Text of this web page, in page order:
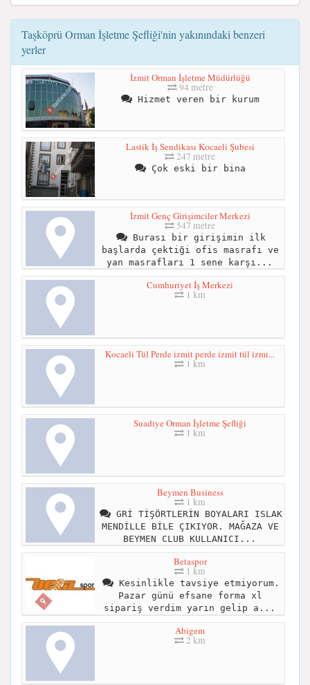
Taşköprü Orman İşletme Şefliği'nin yakınındaki benzeri
yerler
İzmit Orman İşletme Müdürlüğü
94 metre
Hizmet veren bir kurum
Lastik İş Sendikası Kocaeli Şubesi
247 metre
Çok eski bir bina
İzmit Genç Girişimciler Merkezi
547 metre
Burası bir girişimin ilk
başlarda çektiği ofis masrafı ve
yan masrafları 1 sene karşı...
Cumhuriyet İş Merkezi
1 km
Kocaeli Tül Perde izmit perde izmit tül izmi...
1 km
Suadiye Orman İşletme Şefliği
1 km
Beymen Business
1 km
GRİ TİŞÖRTLERİN BOYALARI ISLAK
MENDİLLE BİLE ÇIKIYOR. MAĞAZA VE
BEYMEN CLUB KULLANICI...
Betaspor
1 km
Kesinlikle tavsiye etmiyorum.
Pazar günü efsane forma xl
sipariş verdim yarın gelip a...
Abigem
2 km